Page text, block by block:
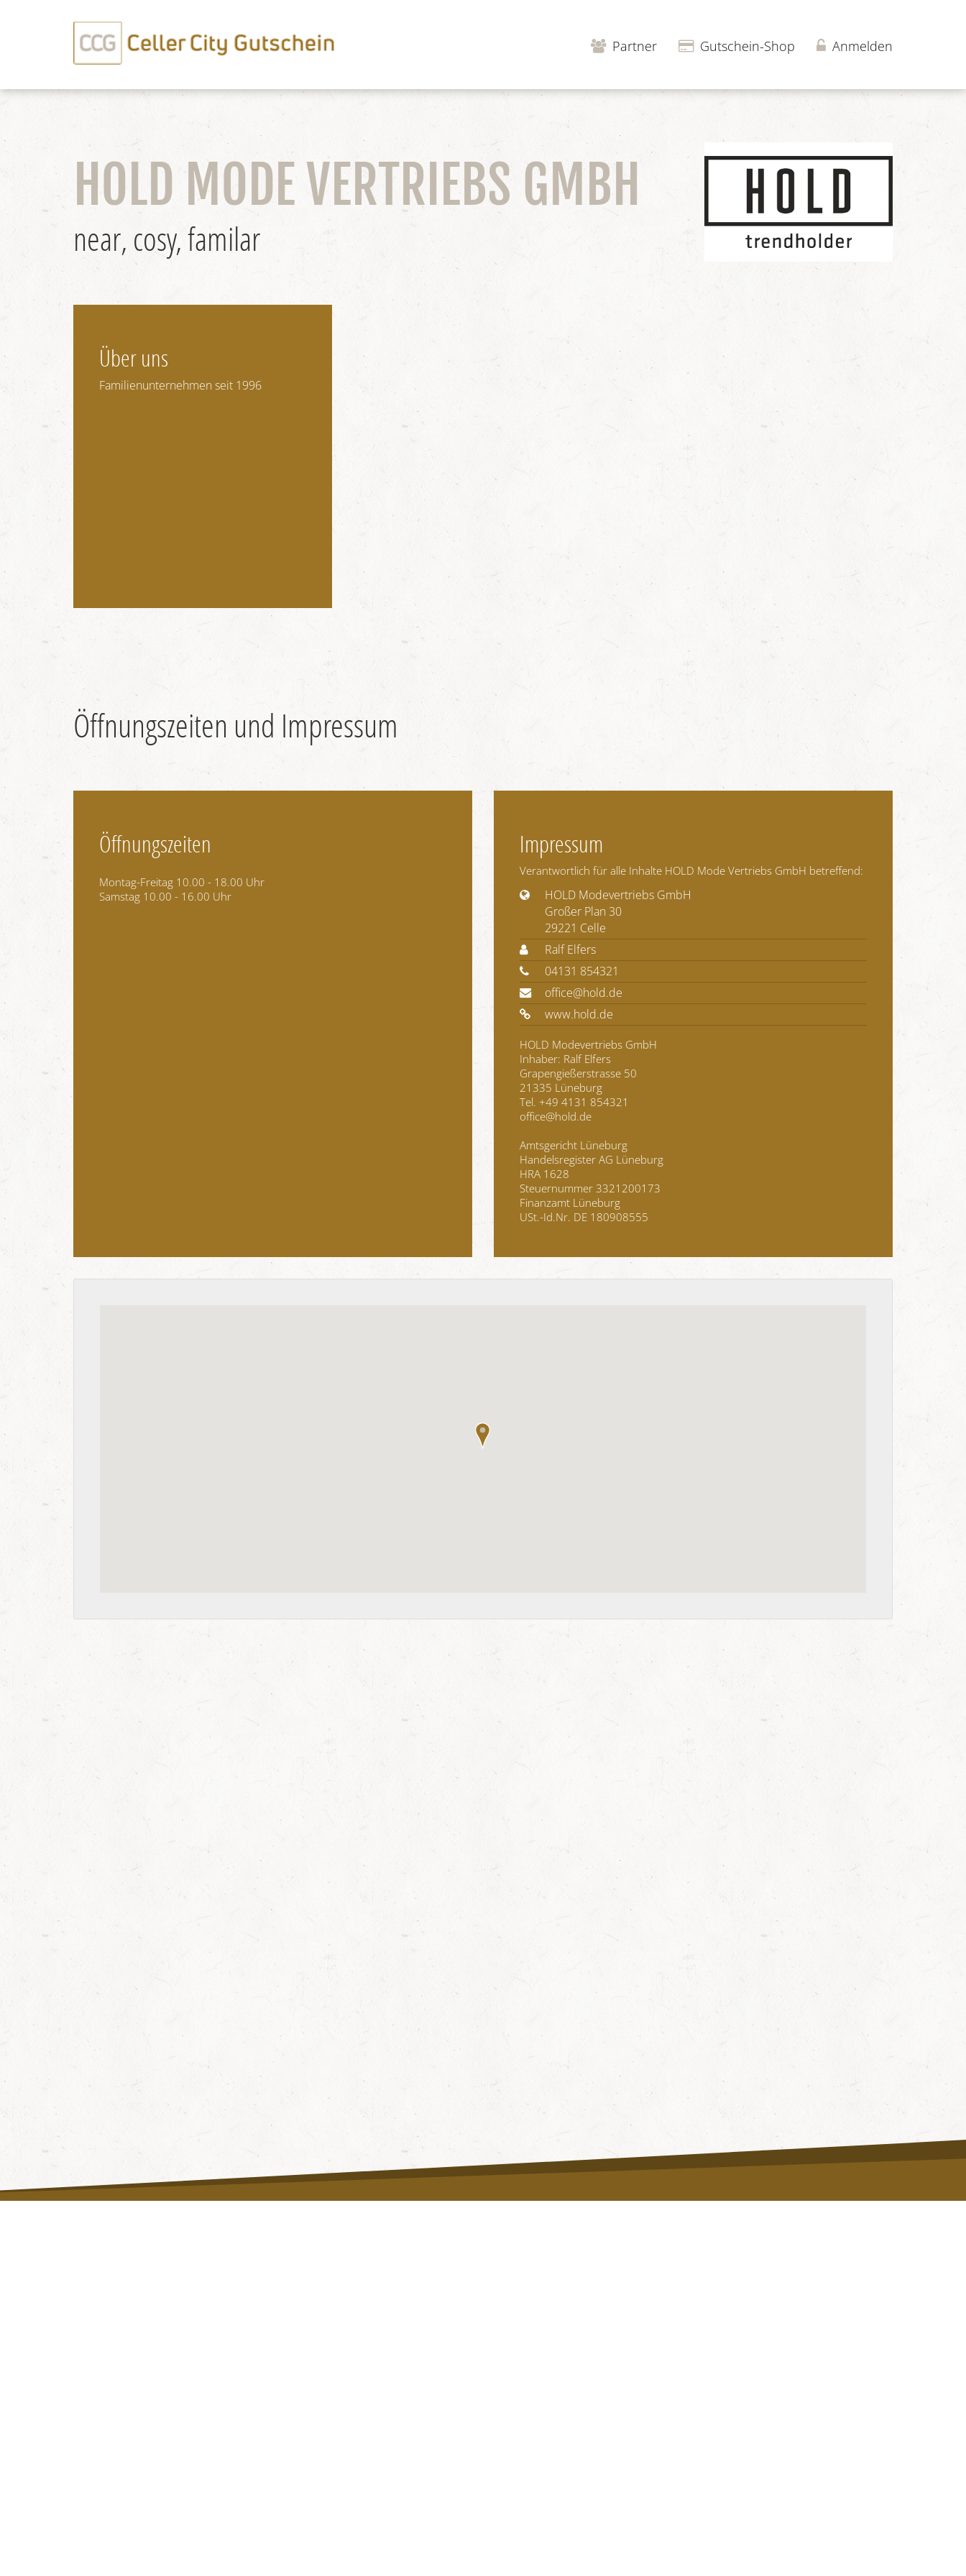
Partner Gutschein-Shop Anmelden
HOLD MODE VERTRIEBS GMBH
near, cosy, familar
Über uns
Familienunternehmen seit 1996
Öffnungszeiten und Impressum
Öffnungszeiten
Montag-Freitag 10.00 - 18.00 Uhr
Samstag 10.00 - 16.00 Uhr
Impressum
Verantwortlich für alle Inhalte HOLD Mode Vertriebs GmbH betreffend:
HOLD Modevertriebs GmbH
Großer Plan 30
29221 Celle
Ralf Elfers
04131 854321
office@hold.de
www.hold.de
HOLD Modevertriebs GmbH
Inhaber: Ralf Elfers
Grapengießerstrasse 50
21335 Lüneburg
Tel. +49 4131 854321
office@hold.de
Amtsgericht Lüneburg
Handelsregister AG Lüneburg
HRA 1628
Steuernummer 3321200173
Finanzamt Lüneburg
USt.-Id.Nr. DE 180908555